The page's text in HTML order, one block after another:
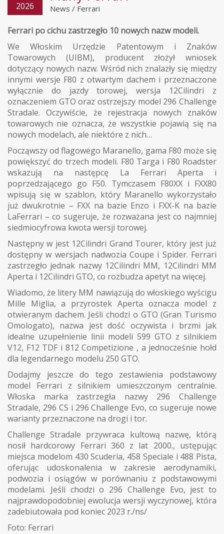
2026
News / Ferrari
Ferrari po cichu zastrzegło 10 nowych nazw modeli.
We Włoskim Urzędzie Patentowym i Znaków
Towarowych (UIBM), producent złożył wniosek
dotyczący nowych nazw. Wśród nich znalazły się między
innymi wersje F80 z otwartym dachem i przeznaczone
wyłącznie do jazdy torowej, wersja 12Cilindri z
oznaczeniem GTO oraz ostrzejszy model 296 Challenge
Stradale. Oczywiście, że rejestracja nowych znaków
towarowych nie oznacza, że wszystkie pojawią się na
nowych modelach, ale niektóre z nich…
Począwszy od flagowego Maranello, gama F80 może się
powiększyć do trzech modeli. F80 Targa i F80 Roadster
wskazują na następcę La Ferrari Aperta i
poprzedzającego go F50. Tymczasem F80XX i FXX80
wpisują się w szablon, który Maranello wykorzystało
już dwukrotnie – FXX na bazie Enzo i FXX-K na bazie
LaFerrari – co sugeruje, że rozważana jest co najmniej
siedmiocyfrowa kwota wersji torowej.
Następny w jest 12Cilindri Grand Tourer, który jest już
dostępny w wersjach nadwozia Coupe i Spider. Ferrari
zastrzegło jednak nazwy 12Cilindri MM, 12Cilindri MM
Aperta i 12Cilindri GTO, co rozbudza apetyt na więcej.
Wiadomo, że litery MM nawiązują do włoskiego wyścigu
Mille Miglia, a przyrostek Aperta oznacza model z
otwieranym dachem. Jeśli chodzi o GTO (Gran Turismo
Omologato), nazwa jest dość oczywista i brzmi jak
idealne uzupełnienie linii modeli 599 GTO z silnikiem
V12, F12 TDF i 812 Competizione , a jednocześnie hołd
dla legendarnego modelu 250 GTO.
Dodajmy jeszcze do tego zestawienia podstawowy
model Ferrari z silnikiem umieszczonym centralnie.
Włoska marka zastrzegła nazwy 296 Challenge
Stradale, 296 CS i 296 Challenge Evo, co sugeruje nowe
warianty przeznaczone na drogi i tor.
Challenge Stradale przywraca kultową nazwę, którą
nosił hardcorowy Ferrari 360 z lat 2000., ustępując
miejsca modelom 430 Scuderia, 458 Speciale i 488 Pista,
oferując udoskonalenia w zakresie aerodynamiki,
podwozia i osiągów w porównaniu z podstawowymi
modelami. Jeśli chodzi o 296 Challenge Evo, jest to
najprawdopodobniej ewolucja wersji wyczynowej, która
zadebiutowała pod koniec 2023 r./ns/
Foto: Ferrari